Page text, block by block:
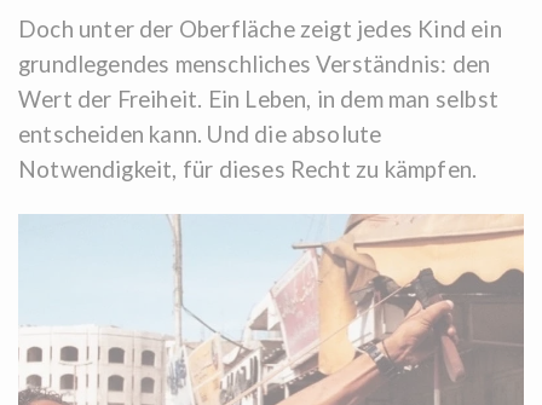
Doch unter der Oberfläche zeigt jedes Kind ein
grundlegendes menschliches Verständnis: den
Wert der Freiheit. Ein Leben, in dem man selbst
entscheiden kann. Und die absolute
Notwendigkeit, für dieses Recht zu kämpfen.